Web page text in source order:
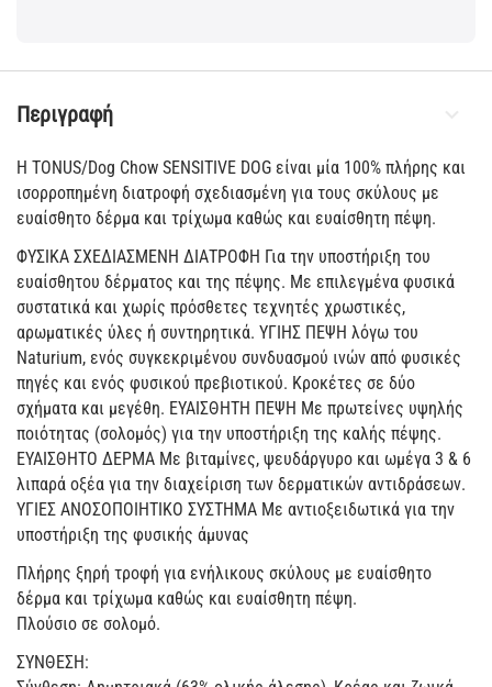
Περιγραφή
Η TONUS/Dog Chow SENSITIVE DOG είναι μία 100% πλήρης και
ισορροπημένη διατροφή σχεδιασμένη για τους σκύλους με
ευαίσθητο δέρμα και τρίχωμα καθώς και ευαίσθητη πέψη.
ΦΥΣΙΚΑ ΣΧΕΔΙΑΣΜΕΝΗ ΔΙΑΤΡΟΦΗ Για την υποστήριξη του
ευαίσθητου δέρματος και της πέψης. Με επιλεγμένα φυσικά
συστατικά και χωρίς πρόσθετες τεχνητές χρωστικές,
αρωματικές ύλες ή συντηρητικά. ΥΓΙΗΣ ΠΕΨΗ λόγω του
Νaturium, ενός συγκεκριμένου συνδυασμού ινών από φυσικές
πηγές και ενός φυσικού πρεβιοτικού. Κροκέτες σε δύο
σχήματα και μεγέθη. ΕΥΑΙΣΘΗΤΗ ΠΕΨΗ Με πρωτείνες υψηλής
ποιότητας (σολομός) για την υποστήριξη της καλής πέψης.
ΕΥΑΙΣΘΗΤΟ ΔΕΡΜΑ Με βιταμίνες, ψευδάργυρο και ωμέγα 3 & 6
λιπαρά οξέα για την διαχείριση των δερματικών αντιδράσεων.
YΓΙΕΣ ΑΝΟΣΟΠΟΙΗΤΙΚΟ ΣΥΣΤΗΜΑ Με αντιοξειδωτικά για την
υποστήριξη της φυσικής άμυνας
Πλήρης ξηρή τροφή για ενήλικους σκύλους με ευαίσθητο
δέρμα και τρίχωμα καθώς και ευαίσθητη πέψη.
Πλούσιο σε σολομό.
ΣΥΝΘΕΣΗ: